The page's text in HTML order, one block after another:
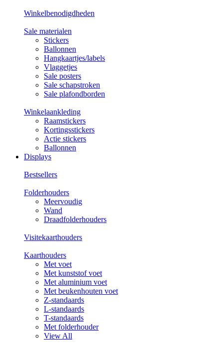
Winkelbenodigdheden
Sale materialen
Stickers
Ballonnen
Hangkaartjes/labels
Vlaggetjes
Sale posters
Sale schapstroken
Sale plafondborden
Winkelaankleding
Raamstickers
Kortingsstickers
Actie stickers
Ballonnen
Displays
Bestsellers
Folderhouders
Meervoudig
Wand
Draadfolderhouders
Visitekaarthouders
Kaarthouders
Met voet
Met kunststof voet
Met aluminium voet
Met beukenhouten voet
Z-standaards
L-standaards
T-standaards
Met folderhouder
View All